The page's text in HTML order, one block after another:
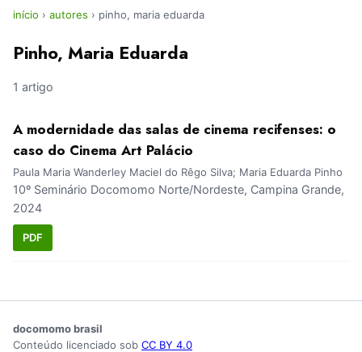
início › autores › pinho, maria eduarda
Pinho, Maria Eduarda
1 artigo
A modernidade das salas de cinema recifenses: o
caso do Cinema Art Palácio
Paula Maria Wanderley Maciel do Rêgo Silva; Maria Eduarda Pinho
10º Seminário Docomomo Norte/Nordeste, Campina Grande,
2024
PDF
docomomo brasil
Conteúdo licenciado sob CC BY 4.0